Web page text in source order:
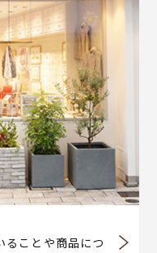
ることや商品につ